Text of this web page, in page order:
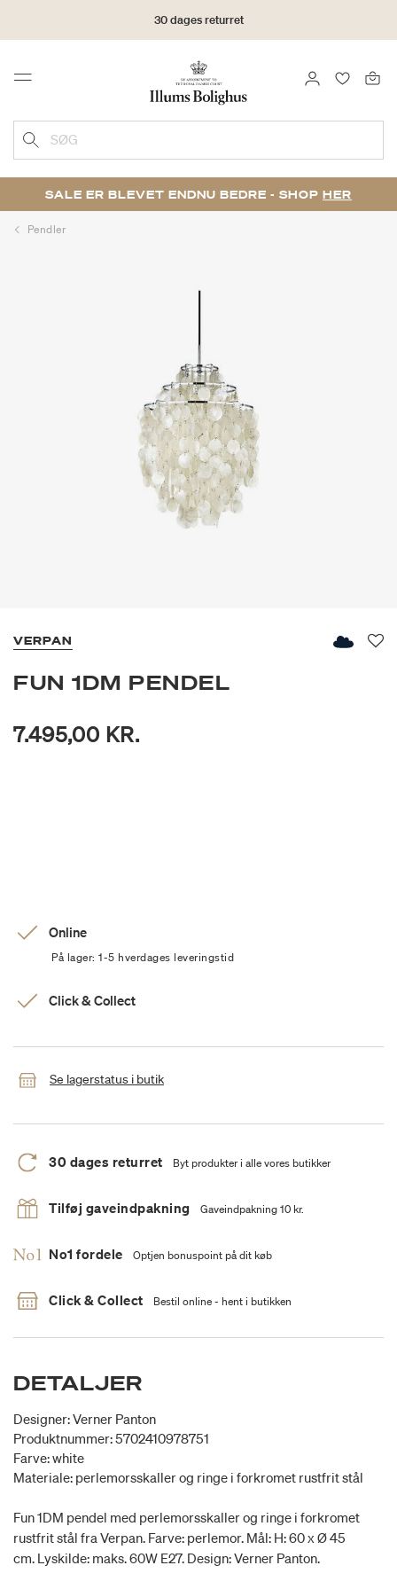
30 dages returret
Menu LOG IND
SØG
SALE ER BLEVET ENDNU BEDRE - SHOP HER
Pendler
VERPAN
FUN 1DM PENDEL
7.495,00 KR.
Online
På lager: 1-5 hverdages leveringstid
Click & Collect
Se lagerstatus i butik
30 dages returret Byt produkter i alle vores butikker
Tilføj gaveindpakning Gaveindpakning 10 kr.
No1 fordele Optjen bonuspoint på dit køb
Click & Collect Bestil online - hent i butikken
DETALJER
Designer: Verner Panton
Produktnummer: 5702410978751
Farve: white
Materiale: perlemorsskaller og ringe i forkromet rustfrit stål
Fun 1DM pendel med perlemorsskaller og ringe i forkromet
rustfrit stål fra Verpan. Farve: perlemor. Mål: H: 60 x Ø 45
cm. Lyskilde: maks. 60W E27. Design: Verner Panton.